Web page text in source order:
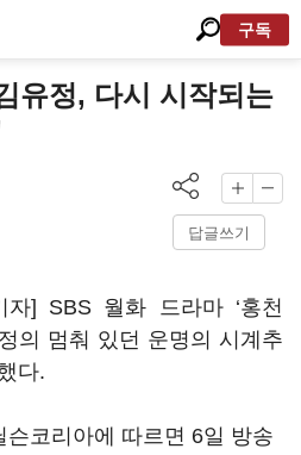
구독
유정, 다시 시작되는
답글쓰기
자] SBS 월화 드라마 ‘홍천
의 멈춰 있던 운명의 시계추
다.
코리아에 따르면 6일 방송